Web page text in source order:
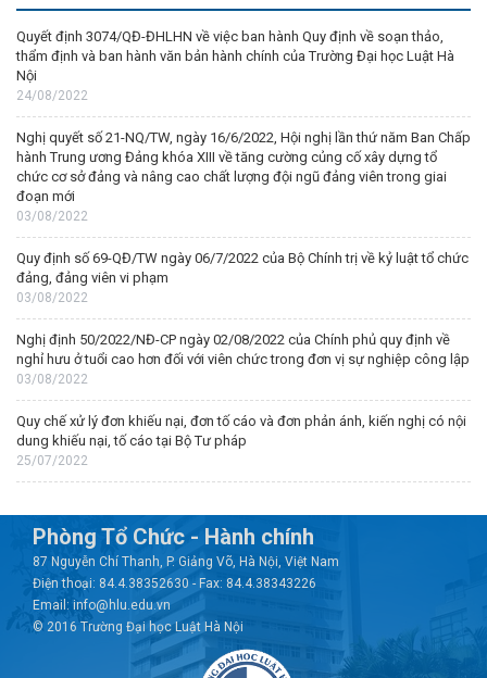
Quyết định 3074/QĐ-ĐHLHN về việc ban hành Quy định về soạn thảo,
thẩm định và ban hành văn bản hành chính của Trường Đại học Luật Hà
Nội
24/08/2022
Nghị quyết số 21-NQ/TW, ngày 16/6/2022, Hội nghị lần thứ năm Ban Chấp
hành Trung ương Đảng khóa XIII về tăng cường củng cố xây dựng tổ
chức cơ sở đảng và nâng cao chất lượng đội ngũ đảng viên trong giai
đoạn mới
03/08/2022
Quy định số 69-QĐ/TW ngày 06/7/2022 của Bộ Chính trị về kỷ luật tổ chức
đảng, đảng viên vi phạm
03/08/2022
Nghị định 50/2022/NĐ-CP ngày 02/08/2022 của Chính phủ quy định về
nghỉ hưu ở tuổi cao hơn đối với viên chức trong đơn vị sự nghiệp công lập
03/08/2022
Quy chế xử lý đơn khiếu nại, đơn tố cáo và đơn phản ánh, kiến nghị có nội
dung khiếu nại, tố cáo tại Bộ Tư pháp
25/07/2022
Phòng Tổ Chức - Hành chính
87 Nguyễn Chí Thanh, P. Giảng Võ, Hà Nội, Việt Nam
Điện thoại: 84.4.38352630 - Fax: 84.4.38343226
Email: info@hlu.edu.vn
© 2016 Trường Đại học Luật Hà Nội